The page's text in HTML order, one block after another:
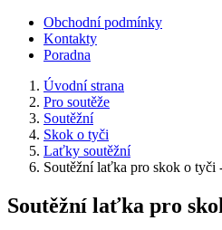
Obchodní podmínky
Kontakty
Poradna
Úvodní strana
Pro soutěže
Soutěžní
Skok o tyči
Laťky soutěžní
Soutěžní laťka pro skok o
Soutěžní laťka pro